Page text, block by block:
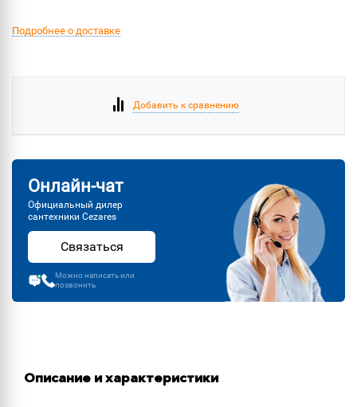
Подробнее о доставке
Добавить к сравнению
Онлайн-чат
Официальный дилер
сантехники Cezares
Связаться
Можно написать или
позвонить
Описание и характеристики